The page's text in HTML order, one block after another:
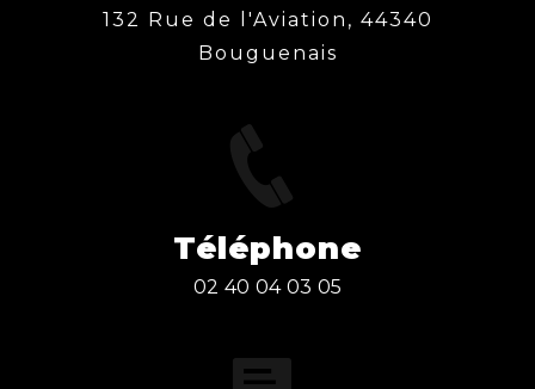
132 Rue de l'Aviation, 44340
Bouguenais
Téléphone
02 40 04 03 05